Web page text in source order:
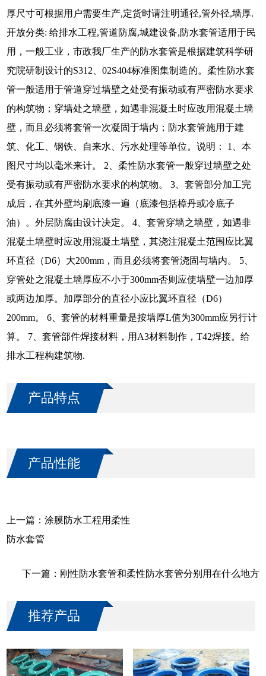
厚尺寸可根据用户需要生产,定货时请注明通径,管外径,墙厚.
开放分类: 给排水工程,管道防腐,城建设备,防水套管适用于民
用，一般工业，市政我厂生产的防水套管是根据建筑科学研
究院研制设计的S312、02S404标准图集制造的。柔性防水套
管一般适用于管道穿过墙壁之处受有振动或有严密防水要求
的构筑物；穿墙处之墙壁，如遇非混凝土时应改用混凝土墙
壁，而且必须将套管一次凝固于墙内；防水套管施用于建
筑、化工、钢铁、自来水、污水处理等单位。说明： 1、本
图尺寸均以毫米来计。 2、柔性防水套管一般穿过墙壁之处
受有振动或有严密防水要求的构筑物。 3、套管部分加工完
成后，在其外壁均刷底漆一遍（底漆包括樟丹或冷底子
油）。外层防腐由设计决定。 4、套管穿墙之墙壁，如遇非
混凝土墙壁时应改用混凝土墙壁，其浇注混凝土范围应比翼
环直径（D6）大200mm，而且必须将套管浇固与墙内。 5、
穿管处之混凝土墙厚应不小于300mm否则应使墙壁一边加厚
或两边加厚。加厚部分的直径小应比翼环直径（D6）
200mm。 6、套管的材料重量是按墙厚L值为300mm应另行计
算。 7、套管部件焊接材料，用A3材料制作，T42焊接。给
排水工程构建筑物.
产品特点
产品性能
上一篇：涂膜防水工程用柔性
防水套管
下一篇： 刚性防水套管和柔性防水套管分别用在什么地方
推荐产品